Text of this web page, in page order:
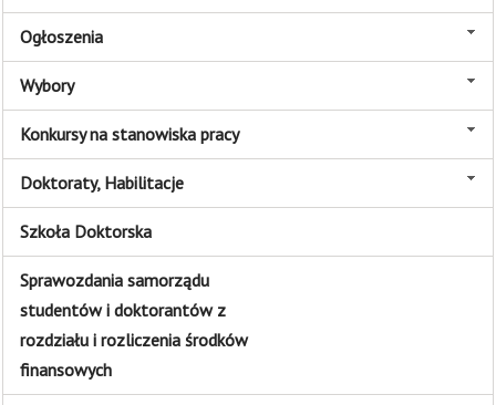
Ogłoszenia
Wybory
Konkursy na stanowiska pracy
Doktoraty, Habilitacje
Szkoła Doktorska
Sprawozdania samorządu
studentów i doktorantów z
rozdziału i rozliczenia środków
finansowych